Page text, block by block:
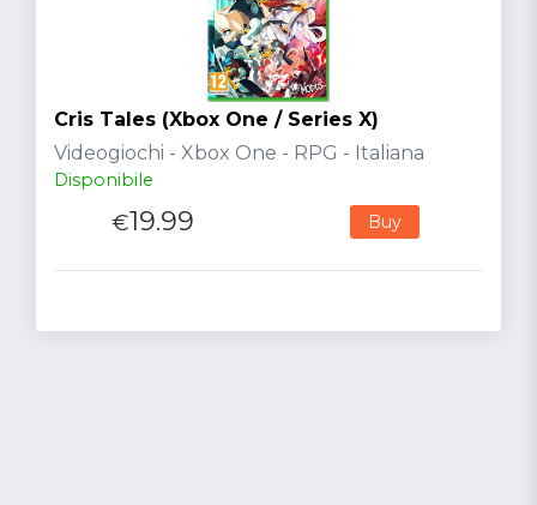
Cris Tales (Xbox One / Series X)
Videogiochi - Xbox One - RPG - Italiana
Disponibile
€19.99 Buy